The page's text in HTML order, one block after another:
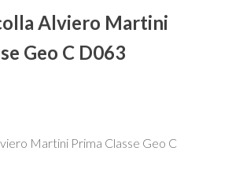
Alviero Martini
Geo C D063
Martini Prima Classe Geo C